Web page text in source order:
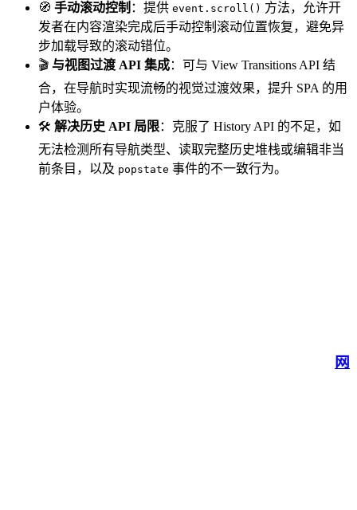
🧭 手动滚动控制 ：提供 event.scroll() 方法，允许开
发者在内容渲染完成后手动控制滚动位置恢复，避免异
步加载导致的滚动错位。
🎬 与视图过渡 API 集成：可与 View Transitions API 结
合，在导航时实现流畅的视觉过渡效果，提升 SPA 的用
户体验。
🛠️ 解决历史 API 局限：克服了 History API 的不足，如
无法检测所有导航类型、读取完整历史堆栈或编辑非当
前条目，以及 popstate 事件的不一致行为。
网